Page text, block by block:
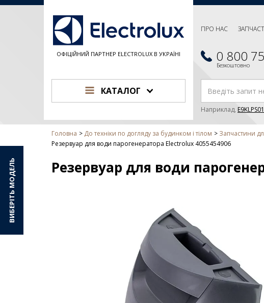
ОФІЦІЙНИЙ ПАРТНЕР ELECTROLUX В УКРАЇНІ
ПРО НАС
0 800
Безкоштовно
КАТАЛОГ
Наприклад, E9KLPS01
Головна До техніки по догляду за будинком і тілом Запчастини
Резервуар для води парогенератора Electrolux 4055454906
Резервуар для води
ВИБЕРІТЬ МОДЕЛЬ